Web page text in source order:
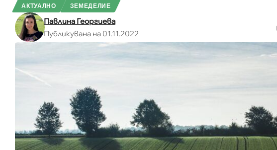
АКТУАЛНО ЗЕМЕДЕЛИЕ
Павлина Георгиева
Публикувана на 01.11.2022